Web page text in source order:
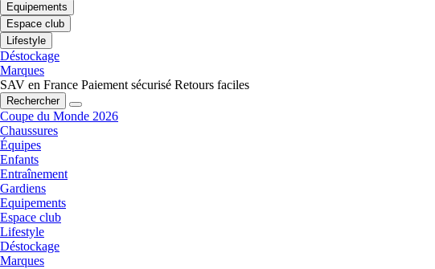
Equipements
Espace club
Lifestyle
Déstockage
Marques
SAV en France Paiement sécurisé Retours faciles
Rechercher
Coupe du Monde 2026
Chaussures
Équipes
Enfants
Entraînement
Gardiens
Equipements
Espace club
Lifestyle
Déstockage
Marques